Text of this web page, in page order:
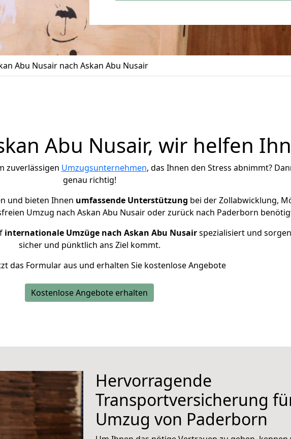
Abu Nusair nach Askan Abu Nusair
Abu Nusair, wir helfen
zuverlässigen Umzugsunternehmen, das Ihnen den Stress abnimmt?
genau richtig!
und bieten Ihnen umfassende Unterstützung bei der Zollabwicklung,
Umzug nach Askan Abu Nusair oder zurück nach Paderborn
internationale Umzüge nach Askan Abu Nusairspezialisiert und
sicher und pünktlich ans Ziel kommt.
das Formular aus und erhalten Sie kostenlose Angebote
Kostenlose Angebote erhalten
Hervorragende
Transportversicherung
Umzug von Paderborn